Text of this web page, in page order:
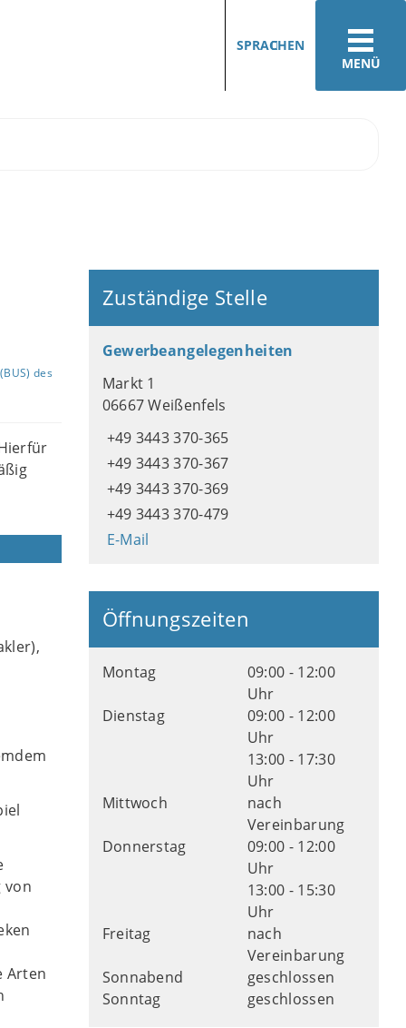
MENÜ
SPRACHEN
des
von
Arten
Zuständige Stelle
Gewerbeangelegenheiten
Markt 1
06667 Weißenfels
+49 3443 370-365
+49 3443 370-367
+49 3443 370-369
+49 3443 370-479
E-Mail
Öffnungszeiten
Montag
09:00 - 12:00
Uhr
Dienstag
09:00 - 12:00
Uhr
13:00 - 17:30
Uhr
Mittwoch
nach
Vereinbarung
Donnerstag
09:00 - 12:00
Uhr
13:00 - 15:30
Uhr
Freitag
nach
Vereinbarung
Sonnabend
geschlossen
Sonntag
geschlossen